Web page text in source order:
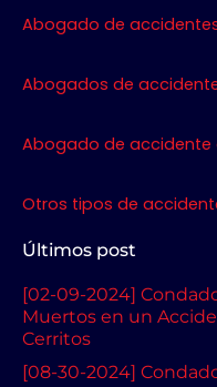
m
Abogado de
Abogados de
Abogado de accidente
Otros tipos de
Últimos post
[02-09-2024]
Muertos en un
Cerritos
[08-30-2024]